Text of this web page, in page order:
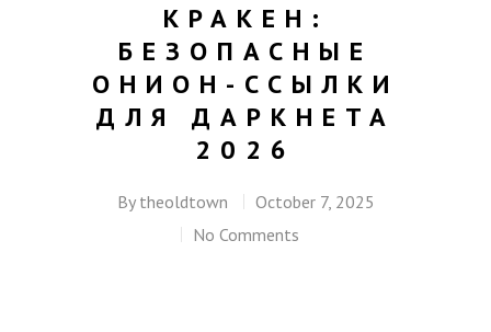
КРАКЕН:
БЕЗОПАСНЫЕ
ОНИОН-ССЫЛКИ
ДЛЯ ДАРКНЕТА
2026
By theoldtown
October 7, 2025
No Comments